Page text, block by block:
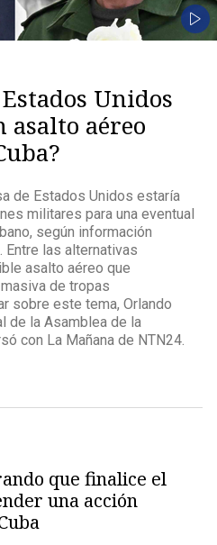
Unidos
asalto aéreo
de Estados Unidos estaría
militares para una eventual
según información
Entre las alternativas
asalto aéreo que
de tropas
sobre este tema, Orlando
de la Asamblea de la
con La Mañana de NTN24.
que finalice el
una acción